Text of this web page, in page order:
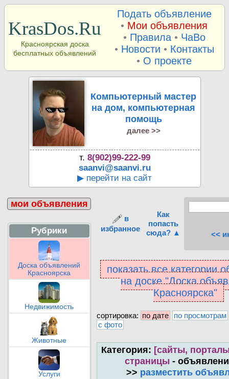
KrasDos.Ru
Красноярская доска
бесплатных объявлений
Подать объявление
• Мои объявления
• Правила• ЧаВо
• Новости • Контакты
• О проекте
Компьютерный мастер
на дом, компьютерная
помощь
далее >>
т. 8(902)99-222-99
saanvi@saanvi.ru
▶ перейти на сайт
мои объявления
Рубрики
Доска объявлений
Красноярска
Недвижимость
Животные
Услуги
в
избранное
Как
попасть
сюда? ▲
<<
показать все категории
на доске "Доска
Красноярска"
сортировка: по дате
по просмотрам
с фото
Категория: [сайты,
страницы -
>> разместить